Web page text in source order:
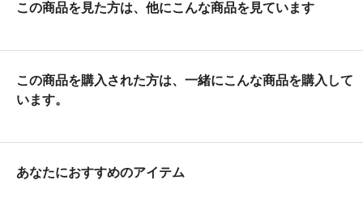
この商品を見た方は、他にこんな商品を見ています
この商品を購入された方は、一緒にこんな商品を購入して
います。
あなたにおすすめのアイテム